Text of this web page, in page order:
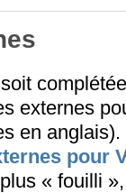
externes
en anglais).
pour
« fouilli